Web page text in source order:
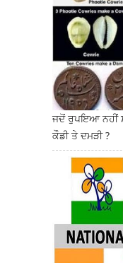
ਜਦੋਂ ਰੁਪਇਆ ਨਹੀਂ
ਕੌਡੀ ਤੇ ਦਮੜੀ ?